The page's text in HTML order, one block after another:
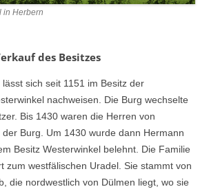
in Herbern
des Besitzes
sich seit 1151 im Besitz der
nachweisen. Die Burg wechselte
Bis 1430 waren die Herren von
Burg. Um 1430 wurde dann Hermann
Besitz Westerwinkel belehnt. Die Familie
zum westfälischen Uradel. Sie stammt von
die nordwestlich von Dülmen liegt, wo sie